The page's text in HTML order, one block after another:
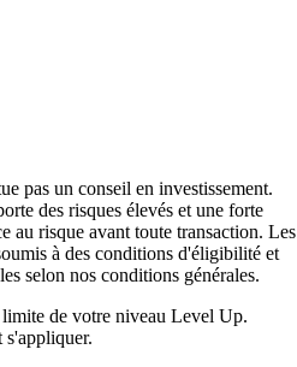
pas un conseil en investissement.
des risques élevés et une forte
au risque avant toute transaction. Les
à des conditions d'éligibilité et
selon nos conditions générales.
de votre niveau Level Up.
s'appliquer.